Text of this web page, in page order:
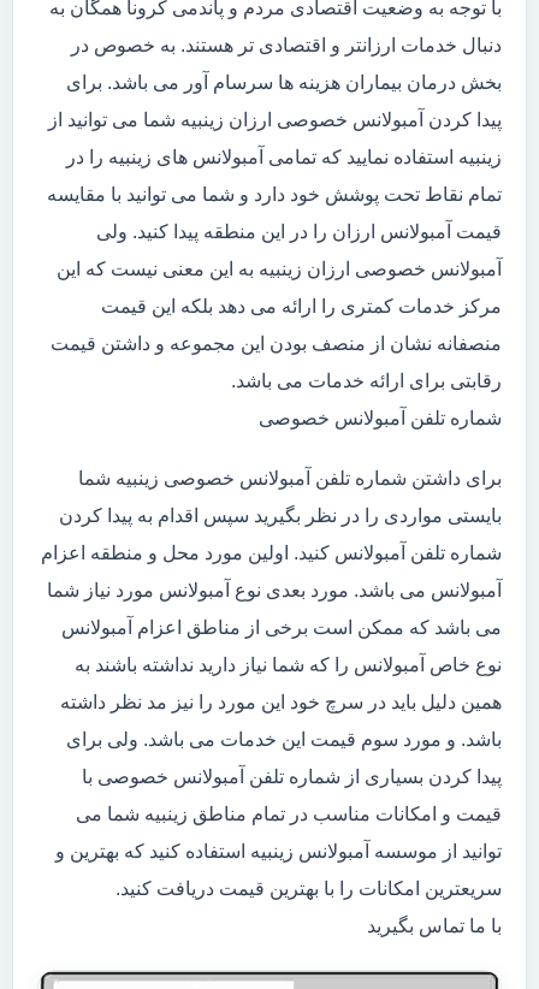
با توجه به وضعیت اقتصادی مردم و پاندمی کرونا همگان به
دنبال خدمات ارزانتر و اقتصادی تر هستند. به خصوص در
بخش درمان بیماران هزینه ها سرسام آور می باشد. برای
پیدا کردن آمبولانس خصوصی ارزان زینبیه شما می توانید از
زینبیه استفاده نمایید که تمامی آمبولانس های زینبیه را در
تمام نقاط تحت پوشش خود دارد و شما می توانید با مقایسه
قیمت آمبولانس ارزان را در این منطقه پیدا کنید. ولی
آمبولانس خصوصی ارزان زینبیه به این معنی نیست که این
مرکز خدمات کمتری را ارائه می دهد بلکه این قیمت
منصفانه نشان از منصف بودن این مجموعه و داشتن قیمت
رقابتی برای ارائه خدمات می باشد.
شماره تلفن آمبولانس خصوصی
برای داشتن شماره تلفن آمبولانس خصوصی زینبیه شما
بایستی مواردی را در نظر بگیرید سپس اقدام به پیدا کردن
شماره تلفن آمبولانس کنید. اولین مورد محل و منطقه اعزام
آمبولانس می باشد. مورد بعدی نوع آمبولانس مورد نیاز شما
می باشد که ممکن است برخی از مناطق اعزام آمبولانس
نوع خاص آمبولانس را که شما نیاز دارید نداشته باشند به
همین دلیل باید در سرچ خود این مورد را نیز مد نظر داشته
باشد. و مورد سوم قیمت این خدمات می باشد. ولی برای
پیدا کردن بسیاری از شماره تلفن آمبولانس خصوصی با
قیمت و امکانات مناسب در تمام مناطق زینبیه شما می
توانید از موسسه آمبولانس زینبیه استفاده کنید که بهترین و
سریعترین امکانات را با بهترین قیمت دریافت کنید.
با ما تماس بگیرید